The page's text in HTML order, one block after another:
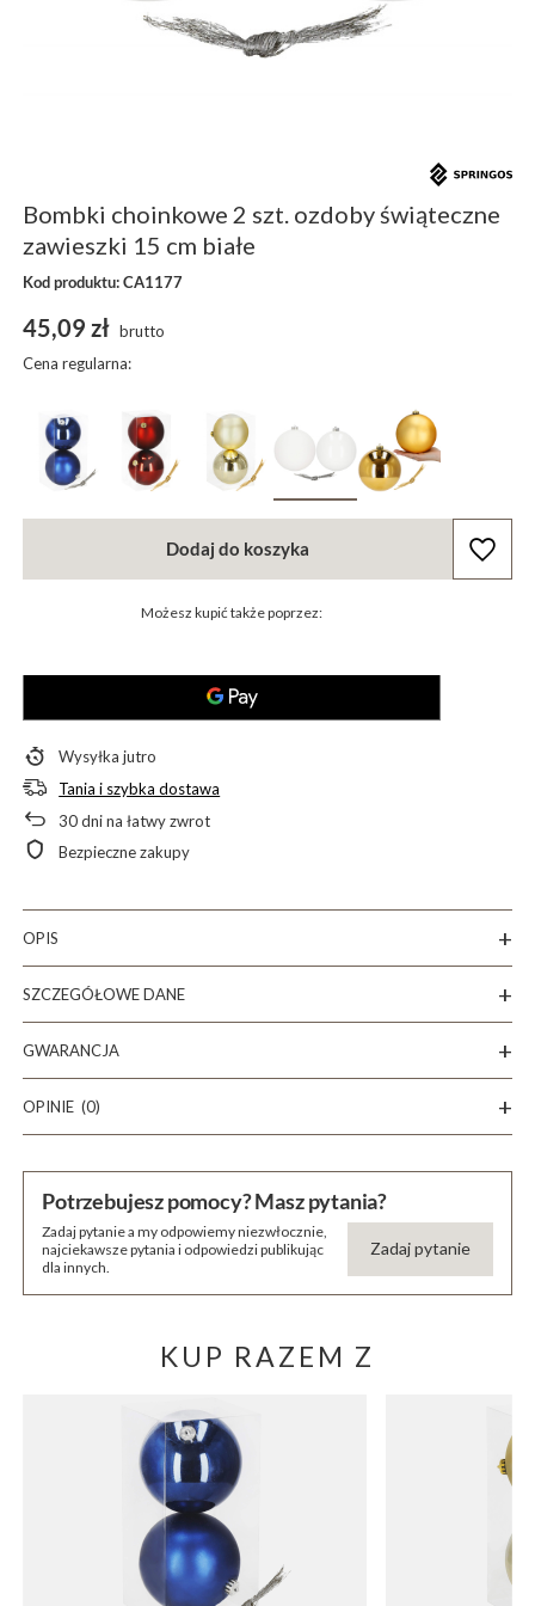
Bombki choinkowe 2 szt. ozdoby świąteczne
zawieszki 15 cm białe
Kod produktu: CA1177
45,09 zł brutto
Cena regularna:
Dodaj do koszyka
Możesz kupić także poprzez:
Wysyłkajutro
Tania i szybka dostawa
30dni na łatwy zwrot
Bezpieczne zakupy
OPIS
SZCZEGÓŁOWE DANE
GWARANCJA
OPINIE (0)
Potrzebujesz pomocy? Masz pytania?
Zadaj pytanie a my odpowiemy niezwłocznie,
najciekawsze pytania i odpowiedzi publikując
dla innych.
Zadaj pytanie
KUP RAZEM Z